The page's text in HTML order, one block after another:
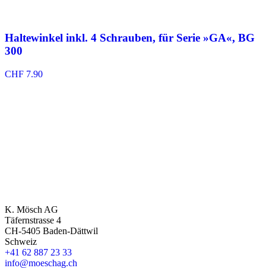
Haltewinkel inkl. 4 Schrauben, für Serie »GA«, BG
300
CHF 7.90
K. Mösch AG
Täfernstrasse 4
CH-5405 Baden-Dättwil
Schweiz
+41 62 887 23 33
info@moeschag.ch